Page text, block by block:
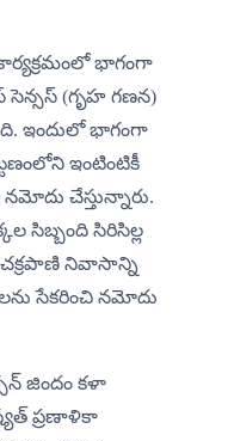
భాగంగా
(గృహ గణన)
ఇందులో భాగంగా
ఇంటింటికీ
నమోదు చేస్తున్నారు.
సిబ్బంది సిరిసిల్ల
సేకరించి నమోదు
ప్రణాళికా